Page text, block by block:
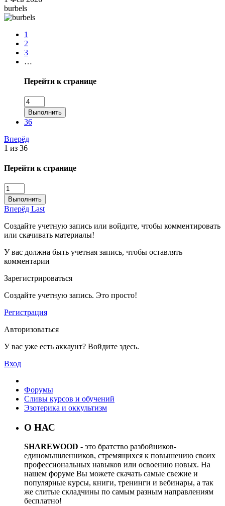
burbels
1
2
3
…
Перейти к странице
Выполнить
36
Вперёд
1 из 36
Перейти к странице
Выполнить
Вперёд Last
Создайте учетную запись или войдите, чтобы комментировать
или скачивать материалы!
У вас должна быть учетная запись, чтобы оставлять
комментарии
Зарегистрироваться
Создайте учетную запись. Это просто!
Регистрация
Авторизоваться
У вас уже есть аккаунт? Войдите здесь.
Вход
Форумы
Сливы курсов и обучений
Эзотерика и оккультизм
О НАС
SHAREWOOD - это братство разбойников-
единомышленников, стремящихся к повышению своих
профессиональных навыков или освоению новых. На
нашем форуме Вы можете скачать самые свежие и
популярные курсы, книги, тренинги и вебинары, а так
же слитые складчины по самым разным направлениям
бесплатно!